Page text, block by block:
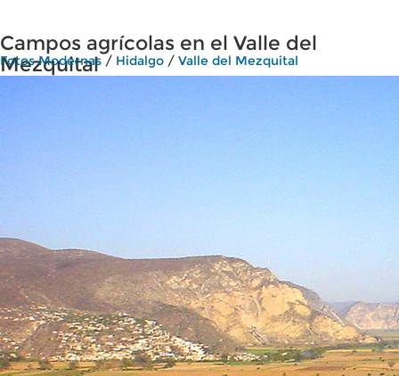
Campos agrícolas en el Valle del
Mezquital
Fotos Modernas / Hidalgo / Valle del Mezquital